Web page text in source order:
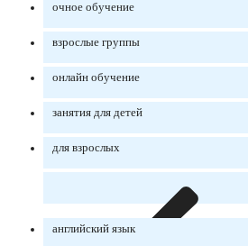
очное обучение
взрослые группы
онлайн обучение
занятия для детей
для взрослых
английский язык